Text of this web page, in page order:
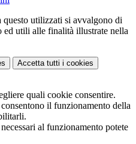
utilizzati si avvalgono di
ed utili alle finalità illustrate nella
Accetta tutti i cookies
quali cookie consentire.
il funzionamento della
al funzionamento potete